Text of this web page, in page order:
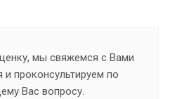
мы свяжемся с Вами
проконсультируем по
Вас вопросу.